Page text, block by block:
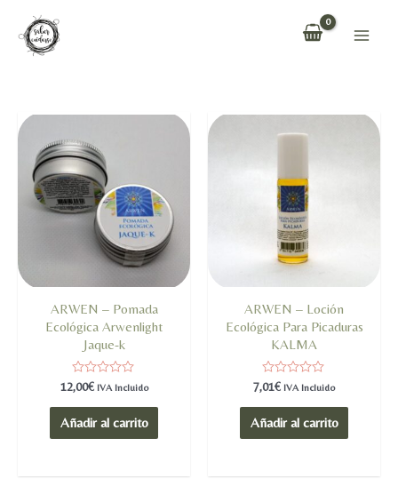
contenido
ARWEN – Pomada
Ecológica Arwenlight
Jaque-k
Valorado
en
0
de
5
12,00€ IVA Incluido
Añadir al carrito
ARWEN – Loción
Ecológica Para Picaduras
KALMA
Valorado
0
de
5
7,01€ IVA Incluido
Añadir al carrito